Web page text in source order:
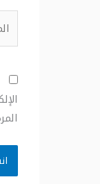
المرة